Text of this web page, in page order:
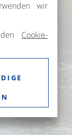
wir
Cookie-